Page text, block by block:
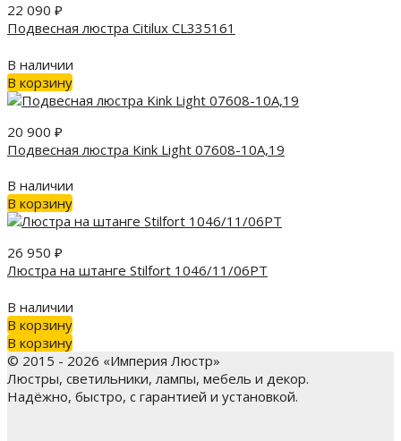
22 090 ₽
Подвесная люстра Citilux CL335161
В наличии
В корзину
20 900 ₽
Подвесная люстра Kink Light 07608-10A,19
В наличии
В корзину
26 950 ₽
Люстра на штанге Stilfort 1046/11/06PT
В наличии
В корзину
В корзину
© 2015 - 2026 «Империя Люстр»
Люстры, светильники, лампы, мебель и декор.
Надёжно, быстро, с гарантией и установкой.